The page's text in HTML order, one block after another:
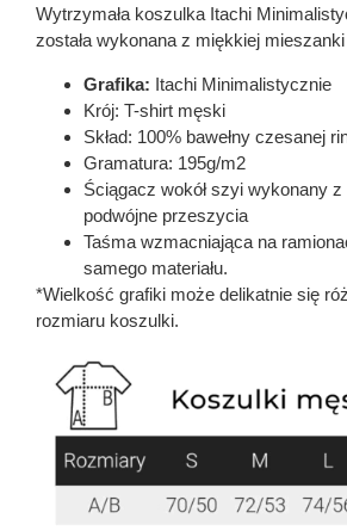
Wytrzymała koszulka Itachi
została wykonana z miękkiej mieszanki
Grafika: Itachi Minimalistycznie
Krój: T-shirt męski
Skład: 100% bawełny czesanej
Gramatura: 195g/m2
Ściągacz wokół szyi wykonany z
podwójne przeszycia
Taśma wzmacniająca na
samego materiału.
*Wielkość grafiki może delikatnie się
rozmiaru koszulki.